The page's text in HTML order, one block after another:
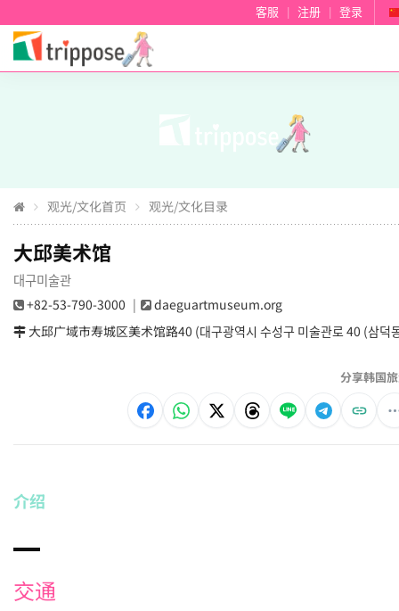
客服 注册 登录
观光/文化首页 观光/文化目录
大邱美术馆
대구미술관
+82-53-790-3000
daeguartmuseum.org
大邱广域市寿城区美术馆路40 (대구광역시 수성구 미술관로 40 (삼덕
分享韩国
介绍
交通